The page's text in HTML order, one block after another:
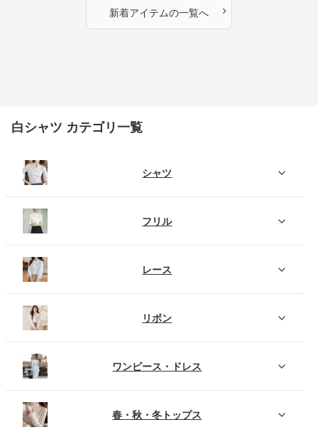
新着アイテムの一覧へ ›
白シャツ カテゴリ一覧
シャツ
フリル
レース
リボン
ワンピース・ドレス
春・秋・冬トップス